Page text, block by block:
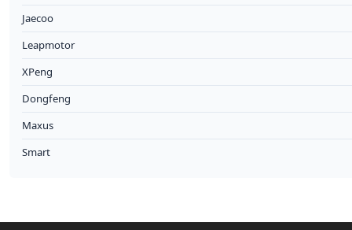
Jaecoo
Leapmotor
XPeng
Dongfeng
Maxus
Smart